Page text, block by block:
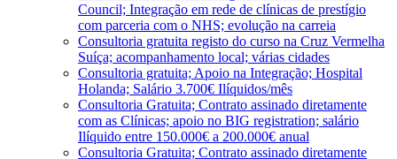
Council; Integração em rede de clínicas de prestígio
com parceria com o NHS; evolução na carreia
Consultoria gratuita registo do curso na Cruz Vermelha
Suíça; acompanhamento local; várias cidades
Consultoria gratuita; Apoio na Integração; Hospital
Holanda; Salário 3.700€ Ilíquidos/mês
Consultoria Gratuita; Contrato assinado diretamente
com as Clínicas; apoio no BIG registration; salário
Ilíquido entre 150.000€ a 200.000€ anual
Consultoria Gratuita; Contrato assinado diretamente